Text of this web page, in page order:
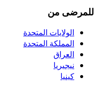
للمرضى من
الولايات المتحدة
المملكة المتحدة
العراق
نيجيريا
كينيا